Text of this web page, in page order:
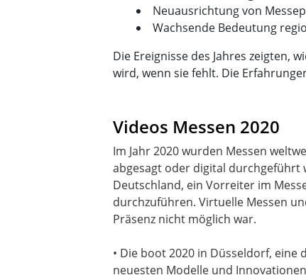
Neuausrichtung von
Wachsende Bedeutung
Die Ereignisse des Jahres zeigten,
wird, wenn sie fehlt. Die
Videos Messen 2020
Im Jahr 2020 wurden Messen
abgesagt oder digital durchgeführt
Deutschland, ein Vorreiter im
durchzuführen. Virtuelle Messen
Präsenz nicht möglich war.
• Die boot 2020 in Düsseldorf,
neuesten Modelle und